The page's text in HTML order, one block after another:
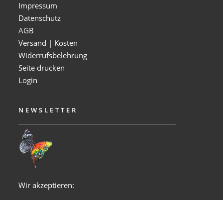
Impressum
Datenschutz
AGB
Versand | Kosten
Widerrufsbelehrung
Seite drucken
Login
NEWSLETTER
Wir akzeptieren: